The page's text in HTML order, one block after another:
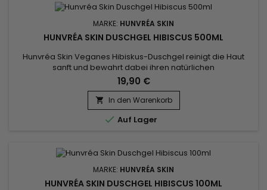
MARKE: HUNVRÉA SKIN
HUNVRÉA SKIN DUSCHGEL HIBISCUS 500ML
Hunvréa Skin Veganes Hibiskus-Duschgel reinigt die Haut
sanft und bewahrt dabei ihren natürlichen
Feuchtigkeitsgehalt. Die Formel mit hydrolysiertem
Algenextrakt, Aloe Vera Saft und Sheabutter beruhigt und
nährt die Haut und macht sie samtweich. Der feine, cremige
Schaum sorgt für einen Moment des Wohlbefindens und ist
ideal für empfindliche Haut. Diese...
19,90 €
 In den Warenkorb
 Auf Lager
MARKE: HUNVRÉA SKIN
HUNVRÉA SKIN DUSCHGEL HIBISCUS 100ML